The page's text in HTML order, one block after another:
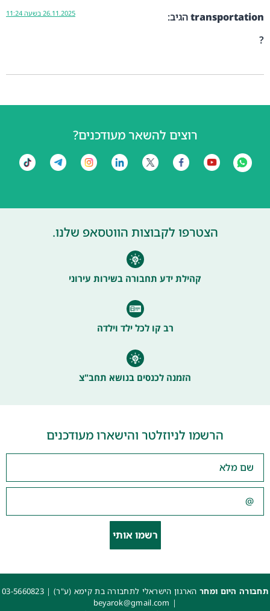
transportationהגיב: 26.11.2025 בשעה 11:24
?
רוצים להשאר מעודכנים?
הצטרפו לקבוצות הווטסאפ שלנו.
קהילת ידע תחבורה בשירות עירוני
רב קו לכל ילד וילדה
הזמנה לכנסים בנושא תחב"צ
הרשמו לניוזלטר והישארו מעודכנים
רשמו אותי
תחבורה היום ומחרהארגון הישראלי לתחבורה בת קימא (ע"ר) | 03-5660823
|
beyarok@gmail.com